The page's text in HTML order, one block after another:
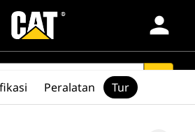
person
Peralatan Tur